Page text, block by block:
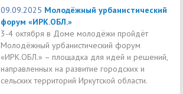
09.09.2025 Молодёжный урбанистический
форум «ИРК.ОБЛ.»
3-4 октября в Доме молодёжи пройдёт
Молодёжный урбанистический форум
«ИРК.ОБЛ.» – площадка для идей и решений,
направленных на развитие городских и
сельских территорий Иркутской области.